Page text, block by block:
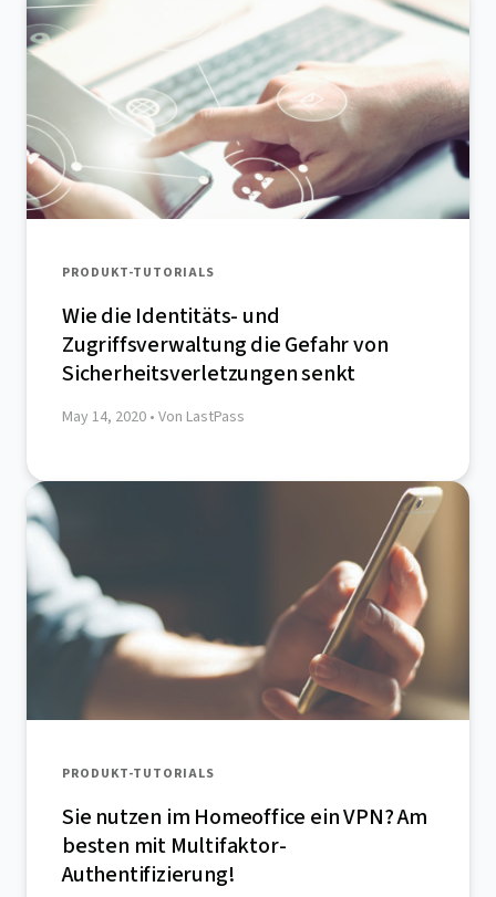
PRODUKT-TUTORIALS
Wie die Identitäts- und
Zugriffsverwaltung die Gefahr von
Sicherheitsverletzungen senkt
May 14, 2020 • Von LastPass
PRODUKT-TUTORIALS
Sie nutzen im Homeoffice ein VPN? Am
besten mit Multifaktor-
Authentifizierung!